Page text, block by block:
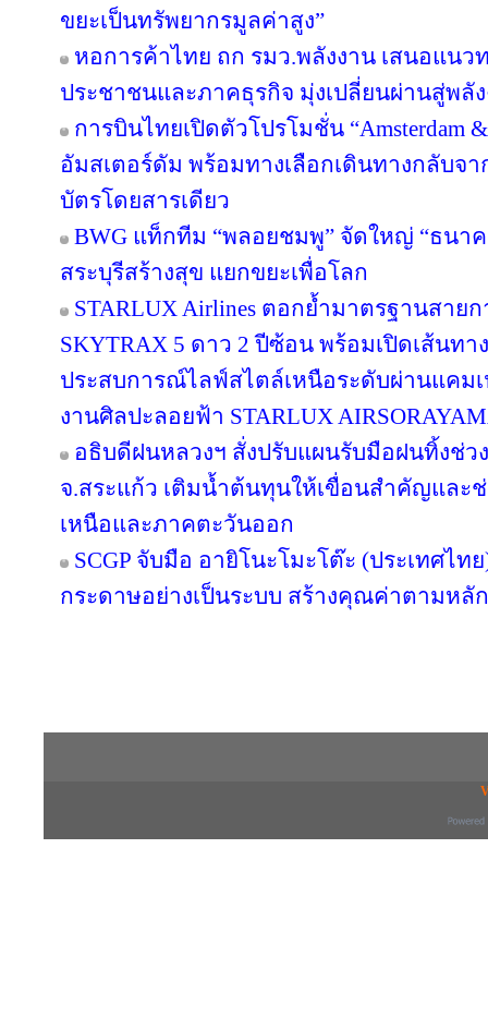
ขยะเป็นทรัพยากรมูลค่าสูง”
หอการค้าไทย ถก รมว.พลังงาน เสนอแน
ประชาชนและภาคธุรกิจ มุ่งเปลี่ยนผ่านสู่พลั
การบินไทยเปิดตัวโปรโมชั่น “Amsterdam
อัมสเตอร์ดัม พร้อมทางเลือกเดินทางกลับจา
บัตรโดยสารเดียว
BWG แท็กทีม “พลอยชมพู” จัดใหญ่ “ธนา
สระบุรีสร้างสุข แยกขยะเพื่อโลก
STARLUX Airlines ตอกย้ำมาตรฐานสาย
SKYTRAX 5 ดาว 2 ปีซ้อน พร้อมเปิดเส้นทา
ประสบการณ์ไลฟ์สไตล์เหนือระดับผ่านแคมเ
งานศิลปะลอยฟ้า STARLUX
อธิบดีฝนหลวงฯ สั่งปรับแผนรับมือฝนทิ้งช่ว
จ.สระแก้ว เติมน้ำต้นทุนให้เขื่อนสำคัญและ
เหนือและภาคตะวันออก
SCGP จับมือ อายิโนะโมะโต๊ะ (ประเทศไท
กระดาษอย่างเป็นระบบ สร้างคุณค่าตามหลั